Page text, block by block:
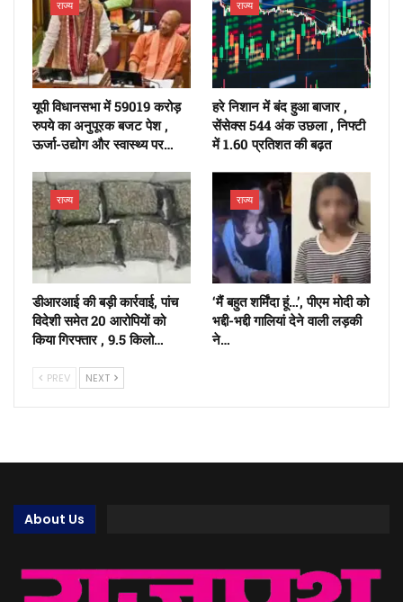
राज्य
यूपी विधानसभा में 59019 करोड़
रुपये का अनुपूरक बजट पेश ,
ऊर्जा-उद्योग और स्वास्थ्य पर…
राज्य
हरे निशान में बंद हुआ बाजार ,
सेंसेक्स 544 अंक उछला , निफ्टी
में 1.60 प्रतिशत की बढ़त
राज्य
डीआरआई की बड़ी कार्रवाई, पांच
विदेशी समेत 20 आरोपियों को
किया गिरफ्तार , 9.5 किलो…
राज्य
‘मैं बहुत शर्मिंदा हूं…’, पीएम मोदी को
भद्दी-भद्दी गालियां देने वाली लड़की
ने…
PREV NEXT
About Us